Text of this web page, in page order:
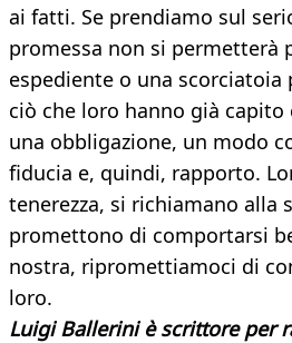
ai fatti. Se prendiamo sul
promessa non si permetterà
espediente o una scorciatoia
ciò che loro hanno già capito
una obbligazione, un modo
fiducia e, quindi, rapporto.
tenerezza, si richiamano alla
promettono di comportarsi
nostra, ripromettiamoci di
loro.
Luigi Ballerini è scrittore per